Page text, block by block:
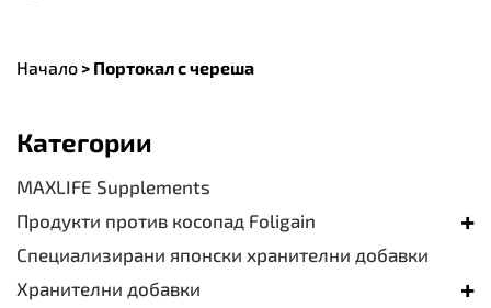
Начало > Портокал с череша
Категории
MAXLIFE Supplements
Продукти против косопад Foligain
+
Специализирани японски хранителни добавки
Хранителни добавки
+